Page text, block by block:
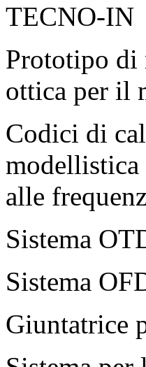
TECNO-IN
Prototipo di
ottica per il
Codici di
modellistica
alle
Sistema
Sistema
Giuntatrice